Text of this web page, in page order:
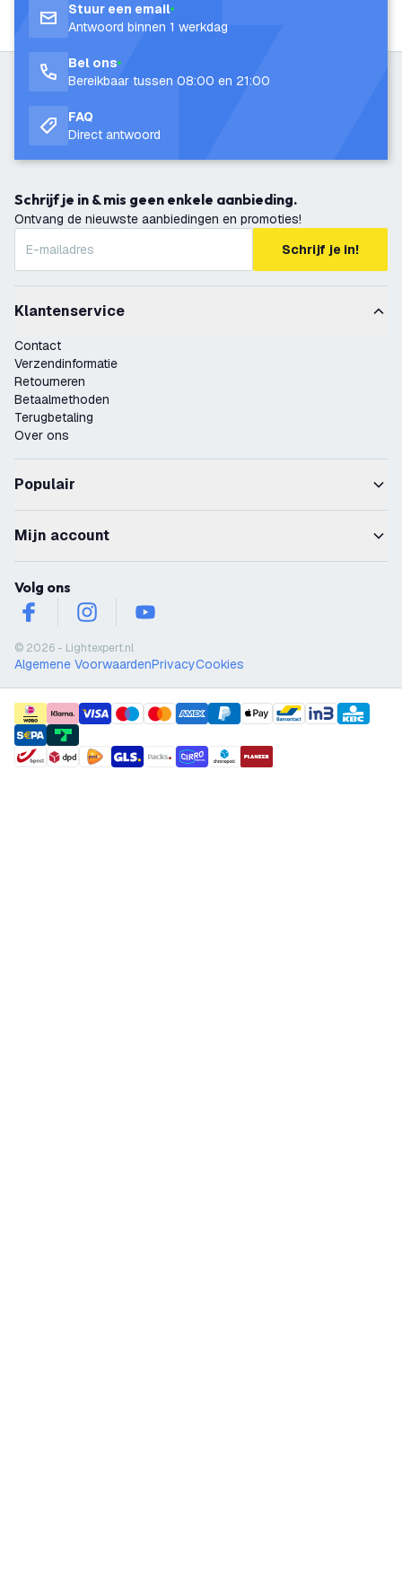
Stuur een email
Antwoord binnen 1 werkdag
Bel ons
Bereikbaar tussen 08:00 en 21:00
FAQ
Direct antwoord
Schrijf je in & mis geen enkele aanbieding.
Ontvang de nieuwste aanbiedingen en promoties!
Schrijf je in!
Klantenservice
Contact
Verzendinformatie
Retourneren
Betaalmethoden
Terugbetaling
Over ons
Populair
Mijn account
Volg ons
facebookinstagramyoutube
© 2026 - Lightexpert.nl
Algemene VoorwaardenPrivacyCookies
payment methods
shipment methods